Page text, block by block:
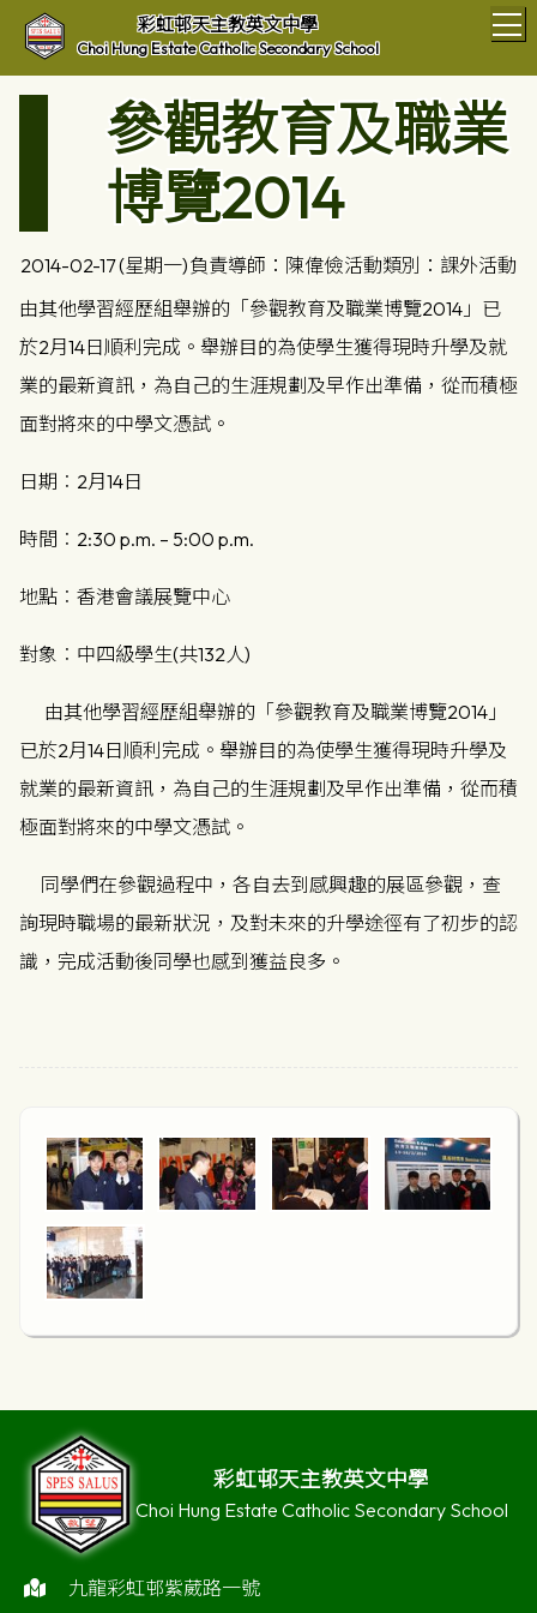
彩虹邨天主教英文中學
Choi Hung Estate Catholic Secondary School
參觀教育及職業
博覽2014
2014-02-17 (星期一)負責導師：陳偉儉活動類別：課外活動
由其他學習經歷組舉辦的「參觀教育及職業博覽2014」已
於2月14日順利完成。舉辦目的為使學生獲得現時升學及就
業的最新資訊，為自己的生涯規劃及早作出準備，從而積極
面對將來的中學文憑試。
日期︰2月14日
時間︰2:30 p.m. – 5:00 p.m.
地點︰香港會議展覽中心
對象︰中四級學生(共132人)
由其他學習經歷組舉辦的「參觀教育及職業博覽2014」
已於2月14日順利完成。舉辦目的為使學生獲得現時升學及
就業的最新資訊，為自己的生涯規劃及早作出準備，從而積
極面對將來的中學文憑試。
同學們在參觀過程中，各自去到感興趣的展區參觀，查
詢現時職場的最新狀況，及對未來的升學途徑有了初步的認
識，完成活動後同學也感到獲益良多。
彩虹邨天主教英文中學
Choi Hung Estate Catholic Secondary School
九龍彩虹邨紫葳路一號